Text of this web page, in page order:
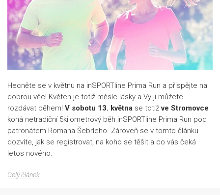
Hecněte se v květnu na inSPORTline Prima Run a přispějte na
dobrou věc! Květen je totiž měsíc lásky a Vy ji můžete
rozdávat během! V sobotu 13. května se totižve Stromovce
koná netradiční 5kilometrový běh inSPORTline Prima Run pod
patronátem Romana Šebrleho. Zároveň se v tomto článku
dozvíte, jak se registrovat, na koho se těšit a co vás čeká
letos nového.
Celý článek